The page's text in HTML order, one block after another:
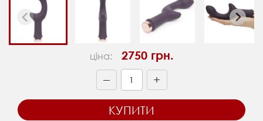
ціна: 2750 грн.
— +
КУПИТИ